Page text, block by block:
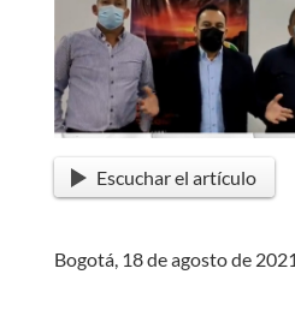
Escuchar el artículo
Bogotá, 18 de agosto de 2021